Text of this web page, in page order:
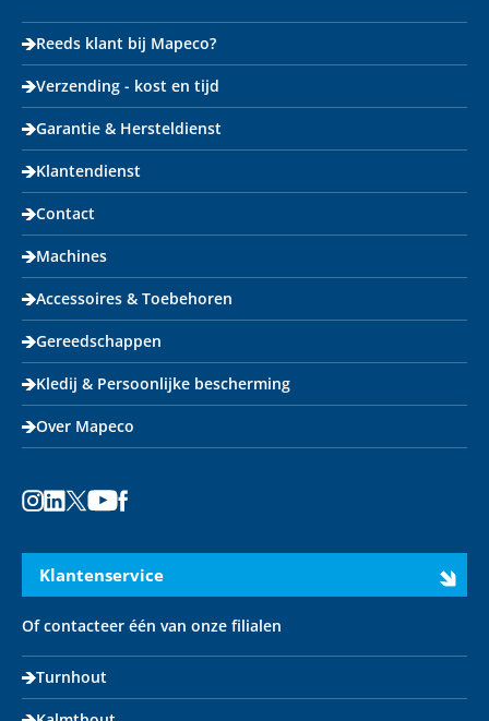
Reeds klant bij Mapeco?
Verzending - kost en tijd
Garantie & Hersteldienst
Klantendienst
Contact
Machines
Accessoires & Toebehoren
Gereedschappen
Kledij & Persoonlijke bescherming
Over Mapeco
Klantenservice
Of contacteer één van onze filialen
Turnhout